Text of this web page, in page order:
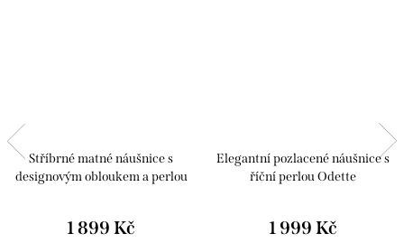
Stříbrné matné náušnice s
designovým obloukem a perlou
1 899 Kč
Elegantní pozlacené náušnice s
říční perlou Odette
1 999 Kč